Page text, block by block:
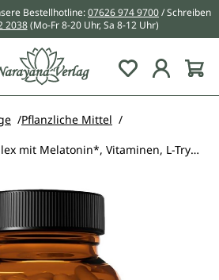
Bestellhotline:07626 974 9700/ Schreiben
2038 (Mo-Fr 8-20 Uhr, Sa 8-12 Uhr)
Du hast 0
Pflanzliche Mittel
Siebenschläfer - Komplex mit Melatonin*, Vitaminen, L-Tryptophan, Bio Ashwagandha und Bio Brahmi - 120 Kapseln - von Unimedica